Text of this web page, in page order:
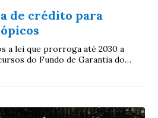
de crédito para
a lei que prorroga até 2030 a
do Fundo de Garantia do